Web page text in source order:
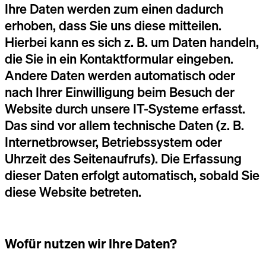
Ihre Daten werden zum einen dadurch
erhoben, dass Sie uns diese mitteilen.
Hierbei kann es sich z. B. um Daten handeln,
die Sie in ein Kontaktformular eingeben.
Andere Daten werden automatisch oder
nach Ihrer Einwilligung beim Besuch der
Website durch unsere IT-Systeme erfasst.
Das sind vor allem technische Daten (z. B.
Internetbrowser, Betriebssystem oder
Uhrzeit des Seitenaufrufs). Die Erfassung
dieser Daten erfolgt automatisch, sobald Sie
diese Website betreten.
Wofür nutzen wir Ihre Daten?